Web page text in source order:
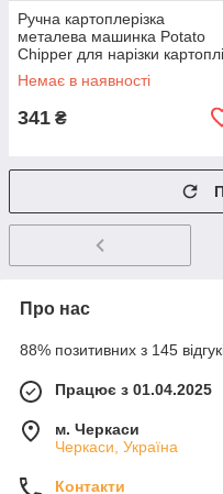
Ручна картоплерізка
металева машинка Potato
Chipper для нарізки картоплі
фрі UN12-15 MX-65
Немає в наявності
341 ₴
Про нас
88% позитивних з 145
Працює з 01.04.2025
м. Черкаси
Черкаси, Україна
Контакти